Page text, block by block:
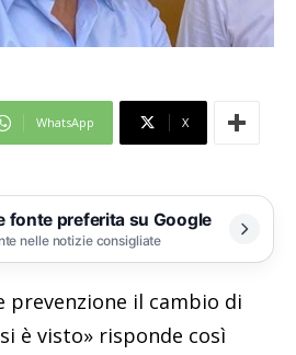
WhatsApp X
fonte preferita su Google
nelle notizie consigliate
prevenzione il cambio di
è visto» risponde così